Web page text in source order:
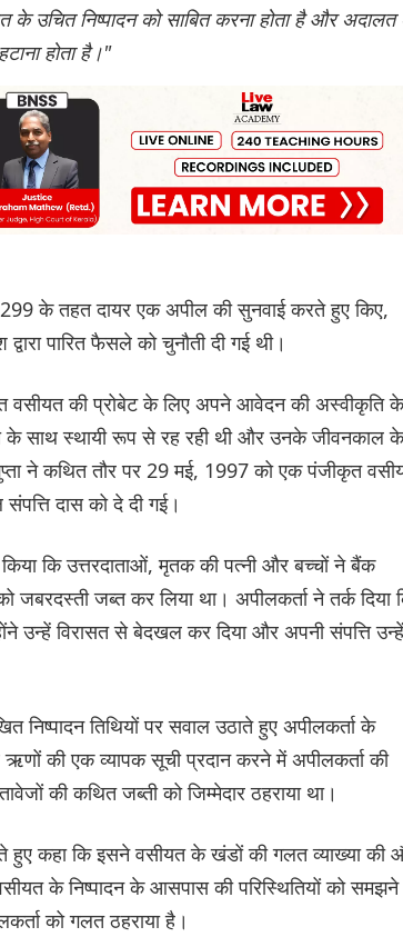
उचित निष्पादन को साबित करना होता है और
होता है।"
299 के तहत दायर एक अपील की सुनवाई करते हुए किए,
पारित फैसले को चुनौती दी गई थी।
वसीयत की प्रोबेट के लिए अपने आवेदन की अस्वीकृति के
के साथ स्थायी रूप से रह रही थी और उनके जीवनकाल के
ने कथित तौर पर 29 मई, 1997 को एक पंजीकृत
दास को दे दी गई।
कि उत्तरदाताओं, मृतक की पत्नी और बच्चों ने बैंक
जबरदस्ती जब्त कर लिया था। अपीलकर्ता ने तर्क दिया
उन्हें विरासत से बेदखल कर दिया और अपनी संपत्ति
निष्पादन तिथियों पर सवाल उठाते हुए अपीलकर्ता के
की एक व्यापक सूची प्रदान करने में अपीलकर्ता की
की कथित जब्ती को जिम्मेदार ठहराया था।
हुए कहा कि इसने वसीयत के खंडों की गलत व्याख्या की
के निष्पादन के आसपास की परिस्थितियों को
को गलत ठहराया है।